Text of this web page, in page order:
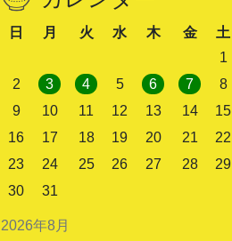
2026年8月
日 月 火 水 木 金
土
1
2
3 4 5 6 7
8
9
10 11 12 13 14
15
16
17 18 19 20 21
22
23
24 25 26 27 28
29
30
31